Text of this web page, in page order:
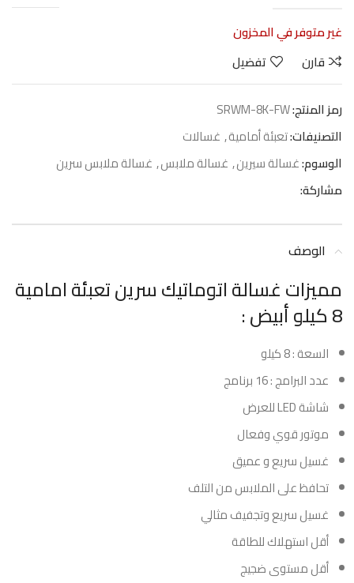
غير متوفر في المخزون
قارن
تفضيل
رمز المنتج:SRWM-8K-FW
التصنيفات:تعبئة أمامية, غسالات
الوسوم:غسالة سيرين, غسالة ملابس, غسالة ملابس سرين
مشاركة:
الوصف
مميزات غسالة اتوماتيك سرين تعبئة امامية
8 كيلو أبيض :
السعة : 8 كيلو
عدد البرامج : 16 برنامج
شاشة LED للعرض
موتور قوي وفعال
غسيل سريع و عميق
تحافظ على الملابس من التلف
غسيل سريع وتجفيف مثالي
أقل استهلاك للطاقة
أقل مستوى ضجيج